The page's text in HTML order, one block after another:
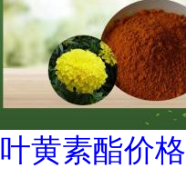
叶黄素酯价格